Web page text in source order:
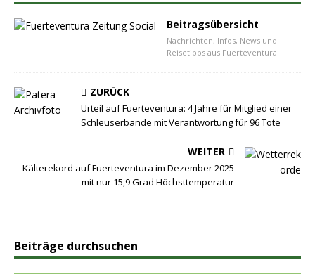
Beitragsübersicht
Nachrichten, Infos, News und
Reisetipps aus Fuerteventura
ZURÜCK
Urteil auf Fuerteventura: 4 Jahre für Mitglied einer
Schleuserbande mit Verantwortung für 96 Tote
WEITER
Kälterekord auf Fuerteventura im Dezember 2025
mit nur 15,9 Grad Höchsttemperatur
Beiträge durchsuchen